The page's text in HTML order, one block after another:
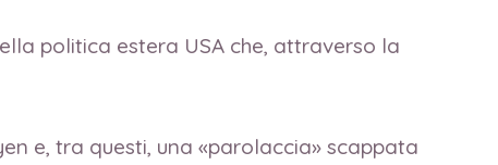
politica estera USA che, attraverso la
e, tra questi, una «parolaccia» scappata